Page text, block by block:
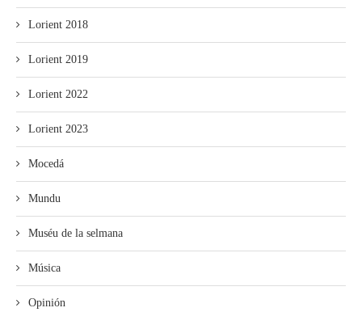
Lorient 2018
Lorient 2019
Lorient 2022
Lorient 2023
Mocedá
Mundu
Muséu de la selmana
Música
Opinión